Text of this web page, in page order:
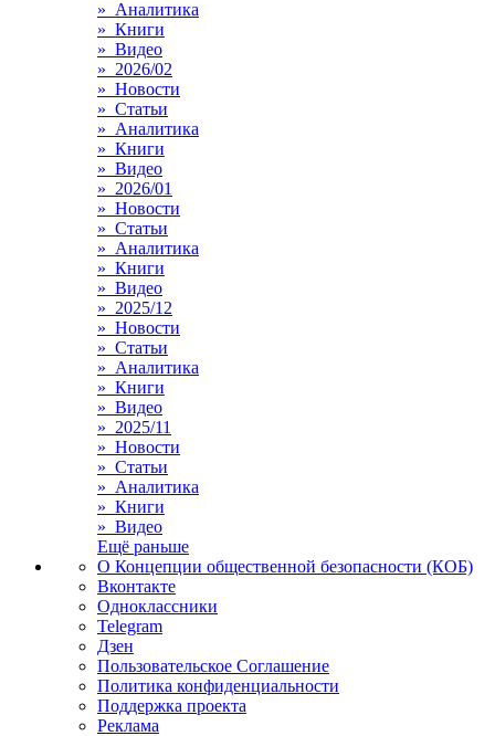
» Аналитика
» Книги
» Видео
» 2026/02
» Новости
» Статьи
» Аналитика
» Книги
» Видео
» 2026/01
» Новости
» Статьи
» Аналитика
» Книги
» Видео
» 2025/12
» Новости
» Статьи
» Аналитика
» Книги
» Видео
» 2025/11
» Новости
» Статьи
» Аналитика
» Книги
» Видео
Ещё раньше
О Концепции общественной безопасности (КОБ)
Вконтакте
Одноклассники
Telegram
Дзен
Пользовательское Соглашение
Политика конфиденциальности
Поддержка проекта
Реклама